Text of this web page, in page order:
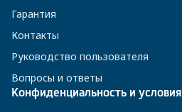
Гарантия
Контакты
Руководство пользователя
Вопросы и ответы
Конфиденциальность и условия